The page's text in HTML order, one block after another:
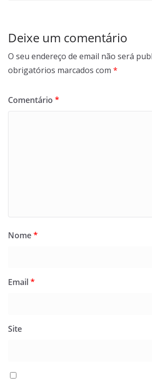
Deixe um comentário
O seu endereço de email não será
obrigatórios marcados com *
Comentário *
Nome*
Email*
Site